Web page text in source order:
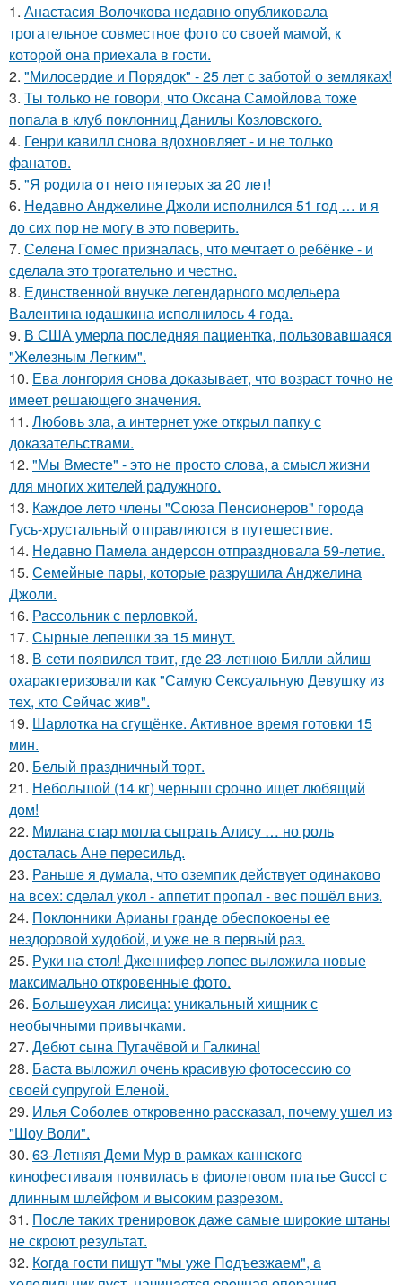
1. Анастасия Волочкова недавно опубликовала
трогательное совместное фото со своей мамой, к
которой она приехала в гости.
2. "Милосердие и Порядок" - 25 лет с заботой о земляках!
3. Ты только не говори, что Оксана Самойлова тоже
попала в клуб поклонниц Данилы Козловского.
4. Генри кавилл снова вдохновляет - и не только
фанатов.
5. "Я poдилa oт нeгo пятepых зa 20 лeт!
6. Недавно Анджелине Джоли исполнился 51 год … и я
до сих пор не могу в это поверить.
7. Селена Гомес призналась, что мечтает о ребёнке - и
сделала это трогательно и честно.
8. Единственной внучке легендарного модельера
Валентина юдашкина исполнилось 4 года.
9. В США умерла последняя пациентка, пользовавшаяся
"Железным Легким".
10. Ева лонгория снова доказывает, что возраст точно не
имеет решающего значения.
11. Любовь зла, а интернет уже открыл папку с
доказательствами.
12. "Мы Вместе" - это не просто слова, а смысл жизни
для многих жителей радужного.
13. Каждое лето члены "Союза Пенсионеров" города
Гусь-хрустальный отправляются в путешествие.
14. Недавно Памела андерсон отпраздновала 59-летие.
15. Семейные пары, которые разрушила Анджелина
Джоли.
16. Рассольник с перловкой.
17. Сырные лепешки за 15 минут.
18. В сети появился твит, где 23-летнюю Билли айлиш
охарактеризовали как "Самую Сексуальную Девушку из
тех, кто Сейчас жив".
19. Шарлотка на сгущёнке. Активное время готовки 15
мин.
20. Белый праздничный торт.
21. Небольшой (14 кг) черныш срочно ищет любящий
дом!
22. Милана стар могла сыграть Алису … но роль
досталась Ане пересильд.
23. Раньше я думала, что оземпик действует одинаково
на всех: сделал укол - аппетит пропал - вес пошёл вниз.
24. Поклонники Арианы гранде обеспокоены ее
нездоровой худобой, и уже не в первый раз.
25. Руки на стол! Дженнифер лопес выложила новые
максимально откровенные фото.
26. Большеухая лисица: уникальный хищник с
необычными привычками.
27. Дебют сына Пугачёвой и Галкина!
28. Баста выложил очень красивую фотосессию со
своей супругой Еленой.
29. Илья Соболев откровенно рассказал, почему ушел из
"Шоу Воли".
30. 63-Летняя Деми Мур в рамках каннского
кинофестиваля появилась в фиолетовом платье Gucci с
длинным шлейфом и высоким разрезом.
31. После таких тренировок даже самые широкие штаны
не скроют результат.
32. Кoгдa гoсти пишут "мы уже Пoдъезжаем", a